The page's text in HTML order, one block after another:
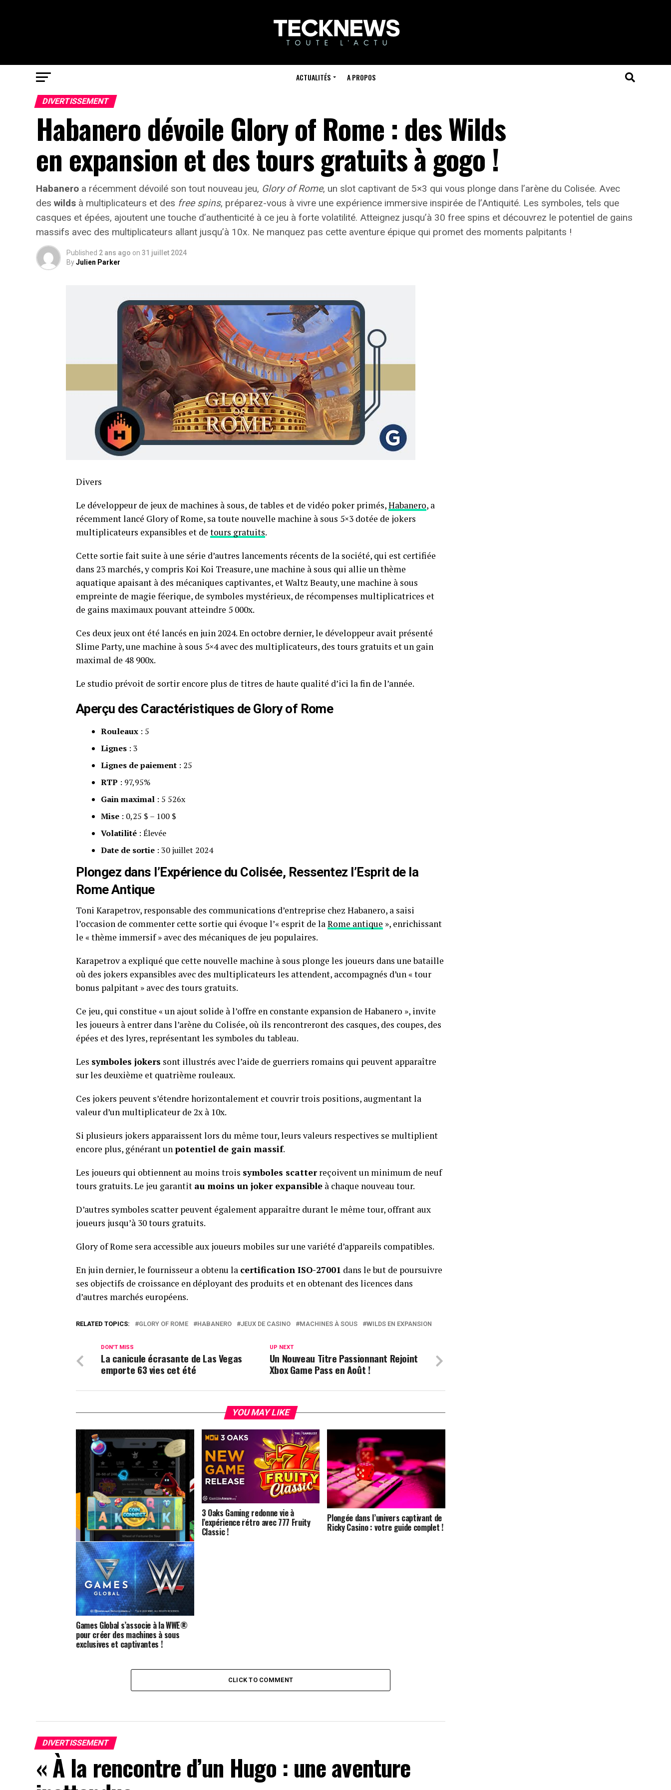
ACTUALITÉS A PROPOS
DIVERTISSEMENT
Habanero dévoile Glory of Rome : des Wilds
en expansion et des tours gratuits à gogo !
Habanero a récemment dévoilé son tout nouveau jeu, Glory of Rome, un slot captivant de 5×3 qui vous plonge dans l’arène du Colisée. Avec
des wilds à multiplicateurs et des free spins, préparez-vous à vivre une expérience immersive inspirée de l’Antiquité. Les symboles, tels que
casques et épées, ajoutent une touche d’authenticité à ce jeu à forte volatilité. Atteignez jusqu’à 30 free spins et découvrez le potentiel de gains
massifs avec des multiplicateurs allant jusqu’à 10x. Ne manquez pas cette aventure épique qui promet des moments palpitants !
Published 2 ans ago on 31 juillet 2024
ByJulien Parker
Divers
Le développeur de jeux de machines à sous, de tables et de vidéo poker primés,Habanero, a
récemment lancé Glory of Rome, sa toute nouvelle machine à sous 5×3 dotée de jokers
multiplicateurs expansibles et de tours gratuits.
Cette sortie fait suite à une série d’autres lancements récents de la société, qui est certifiée
dans 23 marchés, y compris Koi Koi Treasure, une machine à sous qui allie un thème
aquatique apaisant à des mécaniques captivantes, et Waltz Beauty, une machine à sous
empreinte de magie féerique, de symboles mystérieux, de récompenses multiplicatrices et
de gains maximaux pouvant atteindre 5 000x.
Ces deux jeux ont été lancés en juin 2024. En octobre dernier, le développeur avait présenté
Slime Party, une machine à sous 5×4 avec des multiplicateurs, des tours gratuits et un gain
maximal de 48 900x.
Le studio prévoit de sortir encore plus de titres de haute qualité d’ici la fin de l’année.
Aperçu des Caractéristiques de Glory of Rome
Rouleaux : 5
Lignes : 3
Lignes de paiement : 25
RTP : 97,95%
Gain maximal : 5 526x
Mise : 0,25 $ – 100 $
Volatilité : Élevée
Date de sortie : 30 juillet 2024
Plongez dans l’Expérience du Colisée, Ressentez l’Esprit de la
Rome Antique
Toni Karapetrov, responsable des communications d’entreprise chez Habanero, a saisi
l’occasion de commenter cette sortie qui évoque l’« esprit de laRome antique », enrichissant
le « thème immersif » avec des mécaniques de jeu populaires.
Karapetrov a expliqué que cette nouvelle machine à sous plonge les joueurs dans une bataille
où des jokers expansibles avec des multiplicateurs les attendent, accompagnés d’un « tour
bonus palpitant » avec des tours gratuits.
Ce jeu, qui constitue « un ajout solide à l’offre en constante expansion de Habanero », invite
les joueurs à entrer dans l’arène du Colisée, où ils rencontreront des casques, des coupes, des
épées et des lyres, représentant les symboles du tableau.
Les symboles jokers sont illustrés avec l’aide de guerriers romains qui peuvent apparaître
sur les deuxième et quatrième rouleaux.
Ces jokers peuvent s’étendre horizontalement et couvrir trois positions, augmentant la
valeur d’un multiplicateur de 2x à 10x.
Si plusieurs jokers apparaissent lors du même tour, leurs valeurs respectives se multiplient
encore plus, générant un potentiel de gain massif.
Les joueurs qui obtiennent au moins trois symboles scatterreçoivent un minimum de neuf
tours gratuits. Le jeu garantit au moins un joker expansible à chaque nouveau tour.
D’autres symboles scatter peuvent également apparaître durant le même tour, offrant aux
joueurs jusqu’à 30 tours gratuits.
Glory of Rome sera accessible aux joueurs mobiles sur une variété d’appareils compatibles.
En juin dernier, le fournisseur a obtenu la certification ISO-27001 dans le but de poursuivre
ses objectifs de croissance en déployant des produits et en obtenant des licences dans
d’autres marchés européens.
RELATED TOPICS: GLORY OF ROME HABANERO JEUX DE CASINO MACHINES À SOUS WILDS EN EXPANSION
UP NEXT
Un Nouveau Titre Passionnant Rejoint
Xbox Game Pass en Août !
DON'T MISS
La canicule écrasante de Las Vegas
emporte 63 vies cet été
YOU MAY LIKE
DraftKings sanctionné : des
machines à sous en ligne qui ne
rapportent rien !
3 Oaks Gaming redonne vie à
l’expérience rétro avec 777 Fruity
Classic !
Plongée dans l’univers captivant de
Ricky Casino : votre guide complet !
Games Global s’associe à la WWE®
pour créer des machines à sous
exclusives et captivantes !
CLICK TO COMMENT
DIVERTISSEMENT
« À la rencontre d’un Hugo : une aventure